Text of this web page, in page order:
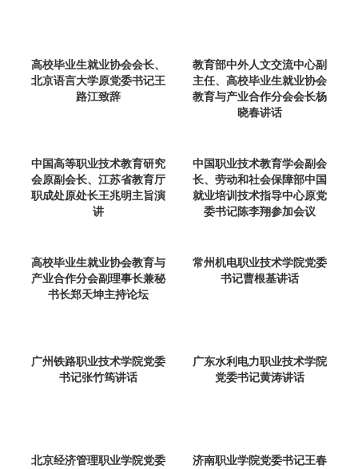
高校毕业生就业协会会长、
北京语言大学原党委书记王
路江致辞
教育部中外人文交流中心副
主任、高校毕业生就业协会
教育与产业合作分会会长杨
晓春讲话
中国高等职业技术教育研究
会原副会长、江苏省教育厅
职成处原处长王兆明主旨演
讲
中国职业技术教育学会副会
长、劳动和社会保障部中国
就业培训技术指导中心原党
委书记陈李翔参加会议
高校毕业生就业协会教育与
产业合作分会副理事长兼秘
书长郑天坤主持论坛
常州机电职业技术学院党委
书记曹根基讲话
广州铁路职业技术学院党委
书记张竹筠讲话
广东水利电力职业技术学院
党委书记黄涛讲话
北京经济管理职业学院党委
济南职业学院党委书记王春